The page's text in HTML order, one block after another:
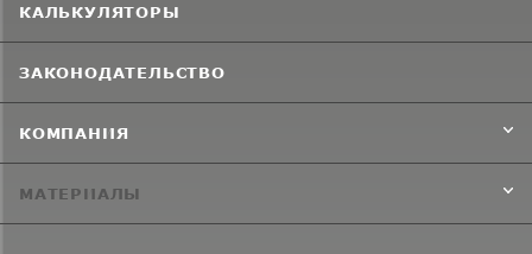
КАЛЬКУЛЯТОРЫ
ЗАКОНОДАТЕЛЬСТВО
КОМПАНИЯ
МАТЕРИАЛЫ